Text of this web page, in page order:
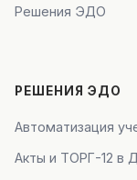
Решения ЭДО
РЕШЕНИЯ ЭДО
Автоматизация
Акты и ТОРГ-12 в